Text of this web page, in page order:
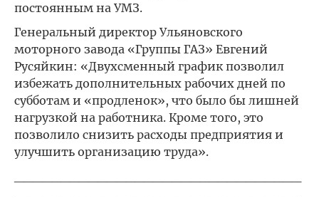
постоянным на УМЗ.
Генеральный директор Ульяновского
моторного завода «Группы ГАЗ» Евгений
Русяйкин: «Двухсменный график позволил
избежать дополнительных рабочих дней по
субботам и «продленок», что было бы лишней
нагрузкой на работника. Кроме того, это
позволило снизить расходы предприятия и
улучшить организацию труда».